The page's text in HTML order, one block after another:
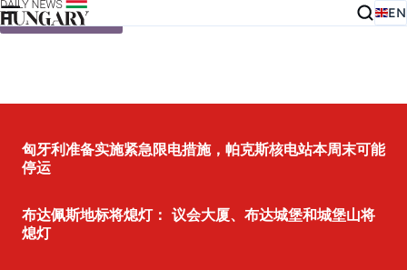
Skip to content EN
匈牙利准备实施紧急限电措施，帕克斯核电站本周末可能
停运
布达佩斯地标将熄灯： 议会大厦、布达城堡和城堡山将
熄灯